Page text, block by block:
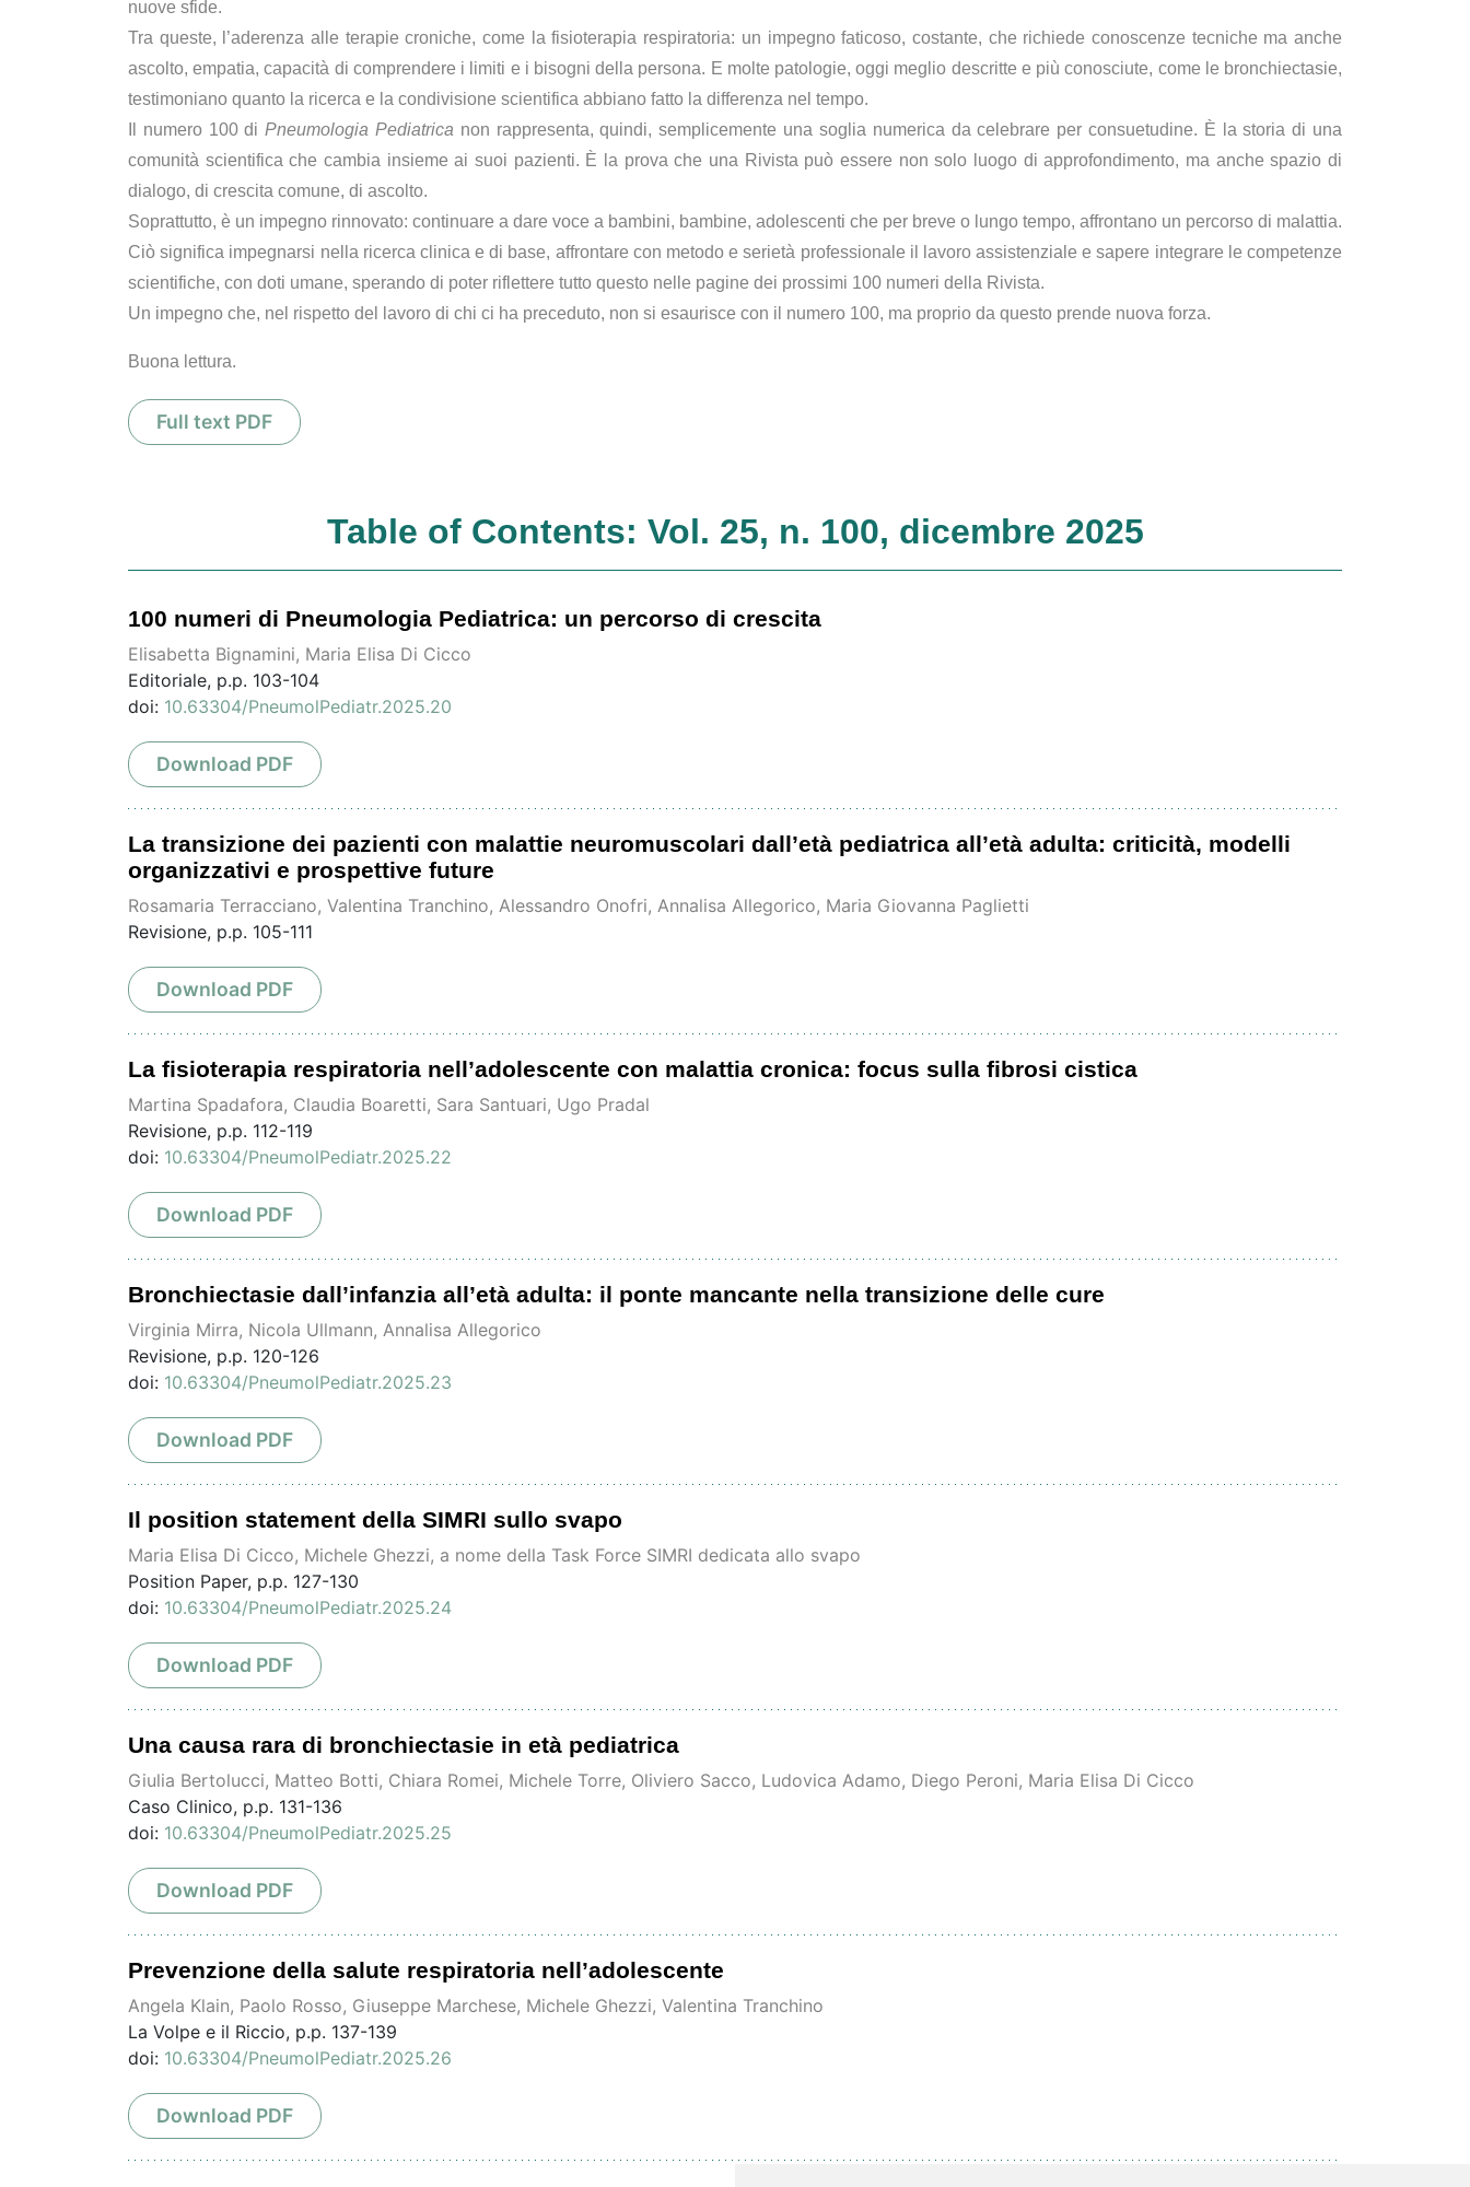
nuove sfide.
Tra queste, l’aderenza alle terapie croniche, come la fisioterapia respiratoria: un impegno faticoso, costante, che richiede conoscenze tecniche ma anche
ascolto, empatia, capacità di comprendere i limiti e i bisogni della persona. E molte patologie, oggi meglio descritte e più conosciute, come le bronchiectasie,
testimoniano quanto la ricerca e la condivisione scientifica abbiano fatto la differenza nel tempo.
Il numero 100 diPneumologia Pediatrica non rappresenta, quindi, semplicemente una soglia numerica da celebrare per consuetudine. È la storia di una
comunità scientifica che cambia insieme ai suoi pazienti. È la prova che una Rivista può essere non solo luogo di approfondimento, ma anche spazio di
dialogo, di crescita comune, di ascolto.
Soprattutto, è un impegno rinnovato: continuare a dare voce a bambini, bambine, adolescenti che per breve o lungo tempo, affrontano un percorso di malattia.
Ciò significa impegnarsi nella ricerca clinica e di base, affrontare con metodo e serietà professionale il lavoro assistenziale e sapere integrare le competenze
scientifiche, con doti umane, sperando di poter riflettere tutto questo nelle pagine dei prossimi 100 numeri della Rivista.
Un impegno che, nel rispetto del lavoro di chi ci ha preceduto, non si esaurisce con il numero 100, ma proprio da questo prende nuova forza.
Buona lettura.
Full text PDF
Table of Contents: Vol. 25, n. 100, dicembre 2025
100 numeri di Pneumologia Pediatrica: un percorso di crescita
Elisabetta Bignamini, Maria Elisa Di Cicco
Editoriale, p.p. 103-104
doi: 10.63304/PneumolPediatr.2025.20
Download PDF
La transizione dei pazienti con malattie neuromuscolari dall’età pediatrica all’età adulta: criticità, modelli
organizzativi e prospettive future
Rosamaria Terracciano, Valentina Tranchino, Alessandro Onofri, Annalisa Allegorico, Maria Giovanna Paglietti
Revisione, p.p. 105-111
Download PDF
La fisioterapia respiratoria nell’adolescente con malattia cronica: focus sulla fibrosi cistica
Martina Spadafora, Claudia Boaretti, Sara Santuari, Ugo Pradal
Revisione, p.p. 112-119
doi: 10.63304/PneumolPediatr.2025.22
Download PDF
Bronchiectasie dall’infanzia all’età adulta: il ponte mancante nella transizione delle cure
Virginia Mirra, Nicola Ullmann, Annalisa Allegorico
Revisione, p.p. 120-126
doi: 10.63304/PneumolPediatr.2025.23
Download PDF
Il position statement della SIMRI sullo svapo
Maria Elisa Di Cicco, Michele Ghezzi, a nome della Task Force SIMRI dedicata allo svapo
Position Paper, p.p. 127-130
doi: 10.63304/PneumolPediatr.2025.24
Download PDF
Una causa rara di bronchiectasie in età pediatrica
Giulia Bertolucci, Matteo Botti, Chiara Romei, Michele Torre, Oliviero Sacco, Ludovica Adamo, Diego Peroni, Maria Elisa Di Cicco
Caso Clinico, p.p. 131-136
doi: 10.63304/PneumolPediatr.2025.25
Download PDF
Prevenzione della salute respiratoria nell’adolescente
Angela Klain, Paolo Rosso, Giuseppe Marchese, Michele Ghezzi, Valentina Tranchino
La Volpe e il Riccio, p.p. 137-139
doi: 10.63304/PneumolPediatr.2025.26
Download PDF